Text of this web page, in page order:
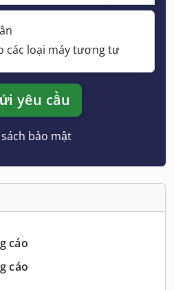
các loại máy tương tự
yêu cầu
bảo mật
cáo
cáo